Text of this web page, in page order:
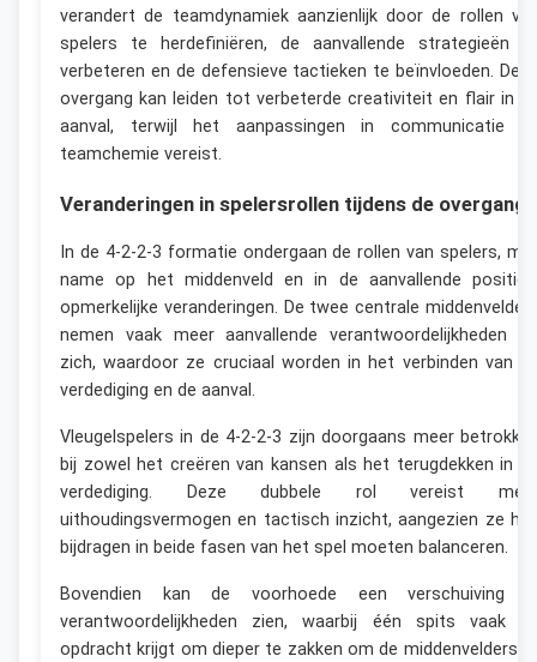
verandert de teamdynamiek aanzienlijk door de rollen
spelers te herdefiniëren, de aanvallende strategieën
verbeteren en de defensieve tactieken te beïnvloeden.
overgang kan leiden tot verbeterde creativiteit en flair in
aanval, terwijl het aanpassingen in communicatie
teamchemie vereist.
Veranderingen in spelersrollen tijdens de overgang
In de 4-2-2-3 formatie ondergaan de rollen van spelers,
name op het middenveld en in de aanvallende
opmerkelijke veranderingen. De twee centrale
nemen vaak meer aanvallende verantwoordelijkheden
zich, waardoor ze cruciaal worden in het verbinden van
verdediging en de aanval.
Vleugelspelers in de 4-2-2-3 zijn doorgaans meer
bij zowel het creëren van kansen als het terugdekken in
verdediging. Deze dubbele rol vereist
uithoudingsvermogen en tactisch inzicht, aangezien ze
bijdragen in beide fasen van het spel moeten balanceren.
Bovendien kan de voorhoede een verschuiving
verantwoordelijkheden zien, waarbij één spits vaak
opdracht krijgt om dieper te zakken om de middenvelders